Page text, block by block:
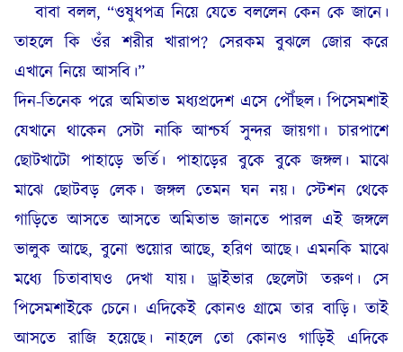
বাবা বলল, “ওষুধপত্র নিয়ে যেতে বললেন কেন কে জানে।
তাহলে কি ওঁর শরীর খারাপ? সেরকম বুঝলে জোর করে
এখানে নিয়ে আসবি।”
দিন-তিনেক পরে অমিতাভ মধ্যপ্রদেশ এসে পৌঁছল। পিসেমশাই
যেখানে থাকেন সেটা নাকি আশ্চর্য সুন্দর জায়গা। চারপাশে
ছোটখাটো পাহাড়ে ভর্তি। পাহাড়ের বুকে বুকে জঙ্গল। মাঝে
মাঝে ছোটবড় লেক। জঙ্গল তেমন ঘন নয়। স্টেশন থেকে
গাড়িতে আসতে আসতে অমিতাভ জানতে পারল এই জঙ্গলে
ভালুক আছে, বুনো শুয়োর আছে, হরিণ আছে। এমনকি মাঝে
মধ্যে চিতাবাঘও দেখা যায়। ড্রাইভার ছেলেটা তরুণ। সে
পিসেমশাইকে চেনে। এদিকেই কোনও গ্রামে তার বাড়ি। তাই
আসতে রাজি হয়েছে। নাহলে তো কোনও গাড়িই এদিকে